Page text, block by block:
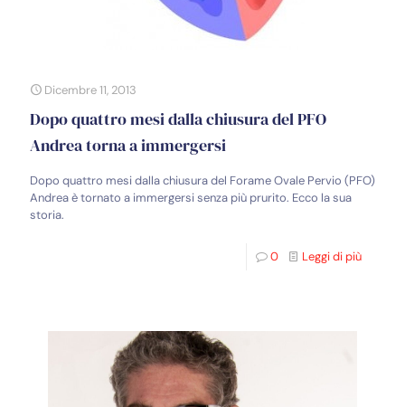
Dicembre 11, 2013
Dopo quattro mesi dalla chiusura del PFO
Andrea torna a immergersi
Dopo quattro mesi dalla chiusura del Forame Ovale Pervio (PFO)
Andrea è tornato a immergersi senza più prurito. Ecco la sua
storia.
0 Leggi di più